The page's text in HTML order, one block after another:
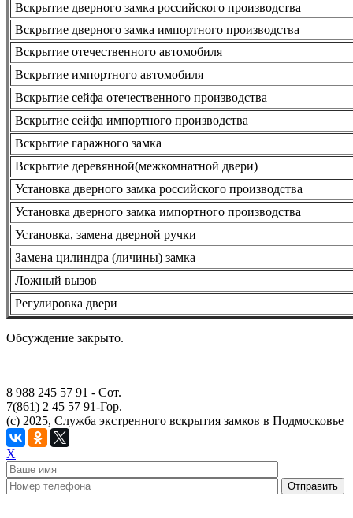
Вскрытие дверного замка российского производства
Вскрытие дверного замка импортного производства
Вскрытие отечественного автомобиля
Вскрытие импортного автомобиля
Вскрытие сейфа отечественного производства
Вскрытие сейфа импортного производства
Вскрытие гаражного замка
Вскрытие деревянной(межкомнатной двери)
Установка дверного замка российского производства
Установка дверного замка импортного производства
Установка, замена дверной ручки
Замена цилиндра (личины) замка
Ложный вызов
Регулировка двери
Обсуждение закрыто.
8 988 245 57 91 - Сот.
7(861) 2 45 57 91-Гор.
(c) 2025, Служба экстренного вскрытия замков в Подмосковье
X